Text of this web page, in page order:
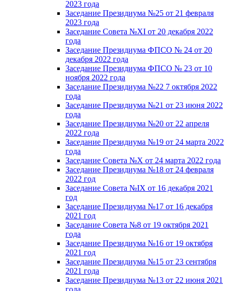
2023 года
Заседание Президиума №25 от 21 февраля
2023 года
Заседание Совета №XI от 20 декабря 2022
года
Заседание Президиума ФПСО № 24 от 20
декабря 2022 года
Заседание Президиума ФПСО № 23 от 10
ноября 2022 года
Заседание Президиума №22 7 октября 2022
года
Заседание Президиума №21 от 23 июня 2022
года
Заседание Президиума №20 от 22 апреля
2022 года
Заседание Президиума №19 от 24 марта 2022
года
Заседание Совета №X от 24 марта 2022 года
Заседание Президиума №18 от 24 февраля
2022 год
Заседание Совета №IX от 16 декабря 2021
год
Заседание Президиума №17 от 16 декабря
2021 год
Заседание Совета №8 от 19 октября 2021
года
Заседание Президиума №16 от 19 октября
2021 год
Заседание Президиума №15 от 23 сентября
2021 года
Заседание Президиума №13 от 22 июня 2021
года